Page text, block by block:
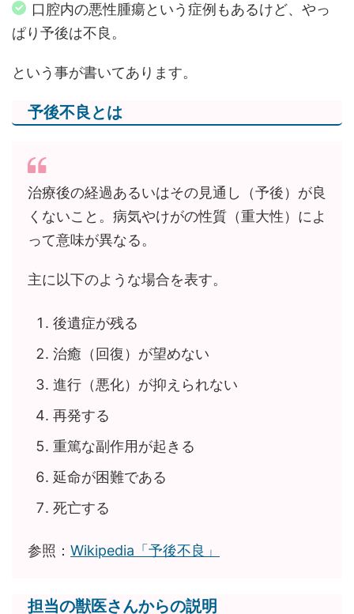
口腔内の悪性腫瘍という症例もあるけど、やっ
ぱり予後は不良。
という事が書いてあります。
予後不良とは
治療後の経過あるいはその見通し（予後）が良
くないこと。病気やけがの性質（重大性）によ
って意味が異なる。
主に以下のような場合を表す。
後遺症が残る
治癒（回復）が望めない
進行（悪化）が抑えられない
再発する
重篤な副作用が起きる
延命が困難である
死亡する
参照： Wikipedia「予後不良」
担当の獣医さんからの説明